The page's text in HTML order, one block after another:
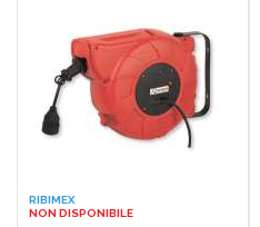
RIBIMEX
NON DISPONIBILE